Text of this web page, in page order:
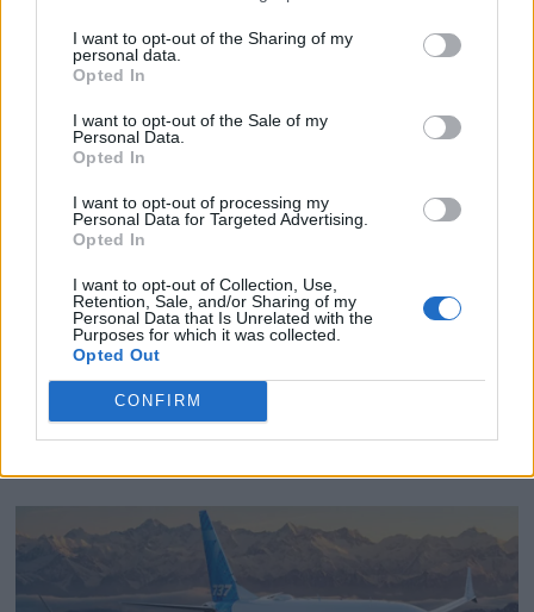
I want to opt-out of the Sharing of my
personal data.
Opted In
I want to opt-out of the Sale of my
Personal Data.
Opted In
I want to opt-out of processing my
Personal Data for Targeted Advertising.
Opted In
I want to opt-out of Collection, Use,
Retention, Sale, and/or Sharing of my
Personal Data that Is Unrelated with the
Purposes for which it was collected.
Opted Out
CONFIRM
Rekordsommar i
Skuleskogen – parkeringen
full tre veckor i rad
Intresset för Skuleskogens nationalpark i
världsarvet Höga Kusten fortsätter att öka. Vid
den populära södra entrén har parkeringen varit
full i tre veckor i sträck, och allt fler
internationella besökare söker sig till den
natursköna destinationen.